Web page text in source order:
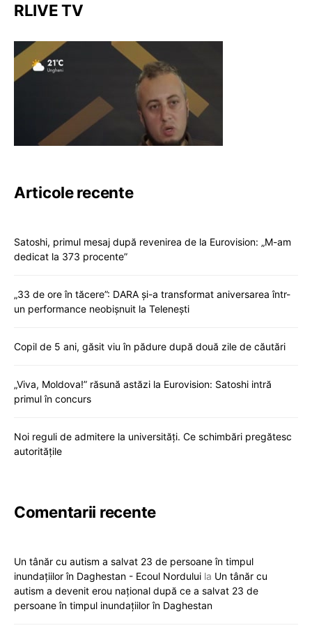
RLIVE TV
Articole recente
Satoshi, primul mesaj după revenirea de la Eurovision: „M-am
dedicat la 373 procente”
„33 de ore în tăcere”: DARA și-a transformat aniversarea într-
un performance neobișnuit la Telenești
Copil de 5 ani, găsit viu în pădure după două zile de căutări
„Viva, Moldova!” răsună astăzi la Eurovision: Satoshi intră
primul în concurs
Noi reguli de admitere la universități. Ce schimbări pregătesc
autoritățile
Comentarii recente
Un tânăr cu autism a salvat 23 de persoane în timpul
inundațiilor în Daghestan - Ecoul Nordului la Un tânăr cu
autism a devenit erou național după ce a salvat 23 de
persoane în timpul inundațiilor în Daghestan